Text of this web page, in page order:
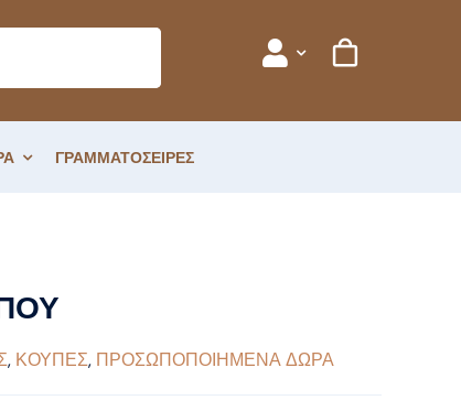
ΓΡΑΜΜΑΤΟΣΕΙΡΕΣ
, ΚΟΥΠΕΣ, ΠΡΟΣΩΠΟΠΟΙΗΜΕΝΑ ΔΩΡΑ